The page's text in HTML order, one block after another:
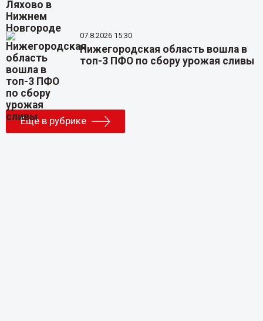
07.8.2026 15:30
Нижегородская область вошла в
топ-3 ПФО по сбору урожая сливы
Еще в рубрике